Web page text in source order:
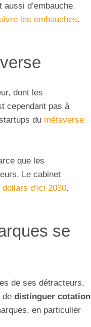
d’embauche.
les embauches.
dont les
cependant pas à
du métaverse
que les
Le cabinet
d’ici 2030.
se
de ses détracteurs,
de distinguer cotation
en particulier